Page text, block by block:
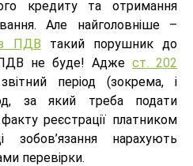
кредиту та отримання
Але найголовніше –
з ПДВ такий порушник до
ПДВ не буде! Адже ст. 202
період (зокрема, і
за який треба подати
реєстрації платником
нарахують
перевірки.